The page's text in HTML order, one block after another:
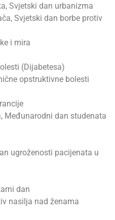
Svjetski dan urbanizma
Svjetski dan borbe protiv
i mira
(Dijabetesa)
opstruktivne bolesti
Međunarodni dan studenata
ugroženosti pacijenata u
dan
nasilja nad ženama